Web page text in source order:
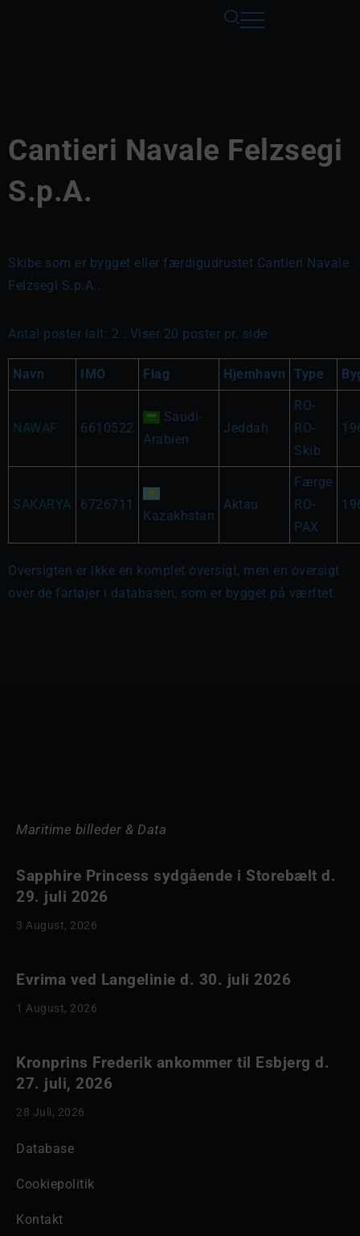
Cantieri Navale Felzsegi
S.p.A.
Skibe som er bygget eller færdigudrustet Cantieri Navale
Felzsegi S.p.A..
Antal poster ialt: 2 . Viser 20 poster pr. side
Navn IMO Flag Hjemhavn Type
NAWAF 6610522
Saudi-
Arabien
Jeddah
RO-
RO-
Skib
SAKARYA 6726711
Kazakhstan
Aktau
Færge
RO-
PAX
Oversigten er ikke en komplet oversigt, men en oversigt
over de fartøjer i databasen, som er bygget på værftet.
Maritime billeder & Data
Sapphire Princess sydgående i Storebælt d.
29. juli 2026
3 August, 2026
Evrima ved Langelinie d. 30. juli 2026
1 August, 2026
Kronprins Frederik ankommer til Esbjerg d.
27. juli, 2026
28 Juli, 2026
Database
Cookiepolitik
Kontakt